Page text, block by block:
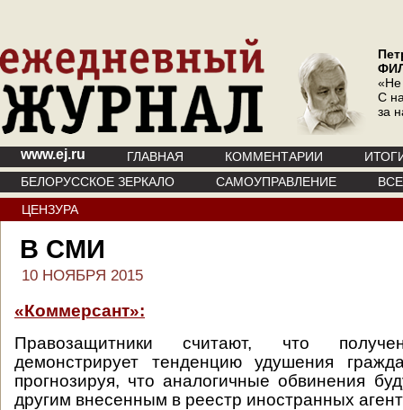
«Не
С
за
www.ej.ru ГЛАВНАЯ КОММЕНТАРИИ
БЕЛОРУССКОЕ ЗЕРКАЛО
САМОУПРАВЛЕНИЕ
ЦЕНЗУРА
В СМИ
10 НОЯБРЯ 2015
«Коммерсант»:
Правозащитники считают, что
демонстрирует тенденцию удушения
прогнозируя, что аналогичные обвинения
другим внесенным в реестр иностранных